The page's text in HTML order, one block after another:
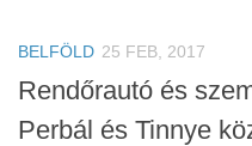
BELFÖLD 25 FEB, 2017
Rendőrautó és
Perbál és Tinnye